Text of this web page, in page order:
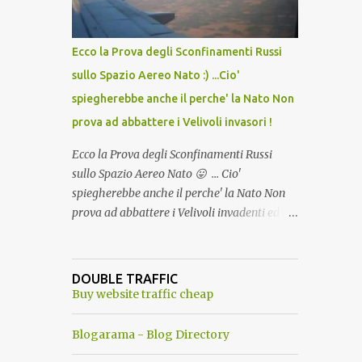
del Capo, era "spettacolare Ghiacciato, ma
andava bene anche, a Temperatura
Ambiente"! Riproponiamo l'articolo per NON
Ecco la Prova degli Sconfinamenti Russi
sullo Spazio Aereo Nato :) ...Cio'
spiegherebbe anche il perche' la Nato Non
prova ad abbattere i Velivoli invasori !
Ecco la Prova degli Sconfinamenti Russi
sullo Spazio Aereo Nato 😛 ... Cio'
spiegherebbe anche il perche' la Nato Non
prova ad abbattere i Velivoli invadenti ed
alcuna notizia di un'invasione dello spazio
aereo NATO da parte di un robot chiamato
ancora una fantasia Nato o forse una "False
DOUBLE TRAFFIC
Buy website traffic cheap
Blogarama - Blog Directory